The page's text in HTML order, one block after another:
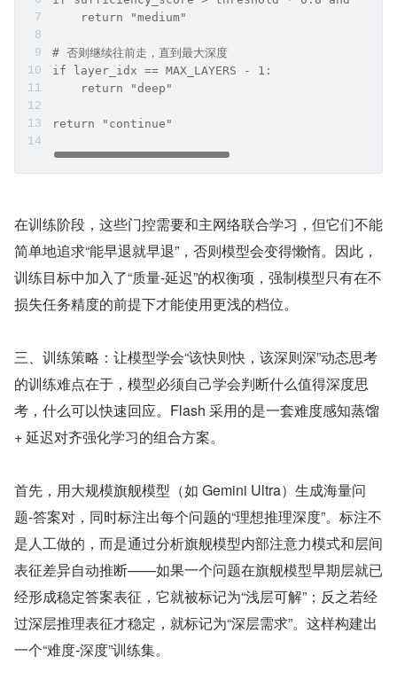
    return "medium"
# 否则继续往前走，直到最大深度
if layer_idx == MAX_LAYERS - 1:
    return "deep"
return "continue"
在训练阶段，这些门控需要和主网络联合学习，但它们不能
简单地追求“能早退就早退”，否则模型会变得懒惰。因此，
训练目标中加入了“质量-延迟”的权衡项，强制模型只有在不
损失任务精度的前提下才能使用更浅的档位。
三、训练策略：让模型学会“该快则快，该深则深”动态思考
的训练难点在于，模型必须自己学会判断什么值得深度思
考，什么可以快速回应。Flash 采用的是一套难度感知蒸馏
+ 延迟对齐强化学习的组合方案。
首先，用大规模旗舰模型（如 Gemini Ultra）生成海量问
题-答案对，同时标注出每个问题的“理想推理深度”。标注不
是人工做的，而是通过分析旗舰模型内部注意力模式和层间
表征差异自动推断——如果一个问题在旗舰模型早期层就已
经形成稳定答案表征，它就被标记为“浅层可解”；反之若经
过深层推理表征才稳定，就标记为“深层需求”。这样构建出
一个“难度-深度”训练集。